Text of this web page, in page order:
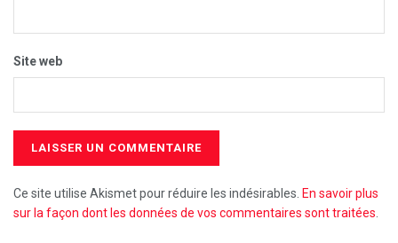
Site web
Ce site utilise Akismet pour réduire les indésirables. En savoir plus
sur la façon dont les données de vos commentaires sont traitées